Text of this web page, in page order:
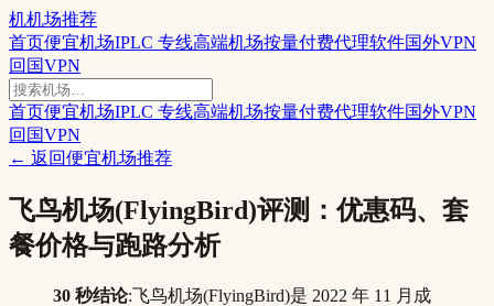
机机场推荐
首页便宜机场IPLC 专线高端机场按量付费代理软件国外VPN
回国VPN
首页便宜机场IPLC 专线高端机场按量付费代理软件国外VPN
回国VPN
← 返回便宜机场推荐
飞鸟机场(FlyingBird)评测：优惠码、套
餐价格与跑路分析
30 秒结论:飞鸟机场(FlyingBird)是 2022 年 11 月成